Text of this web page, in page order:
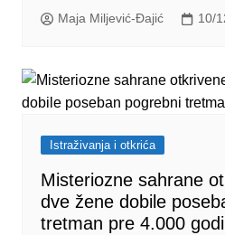
Maja Miljević-Đajić 10/
Istraživanja i otkrića
Misteriozne sahrane
dve žene dobile
tretman pre 4.000